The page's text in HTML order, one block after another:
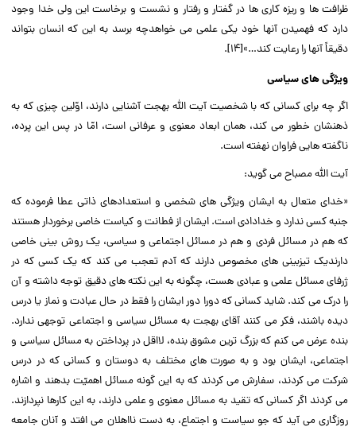
ظرافت ها و ریزه کارى ها در گفتار و رفتار و نشست و برخاست این ولى خدا وجود
دارد که فهمیدن آنها خود یکى علمى مى خواهدچه برسد به این که انسان بتواند
دقیقاً آنها را رعایت کند…»[۱۴].‌‌
ویژگى هاى سیاسى
اگر چه براى کسانى که با شخصیت آیت الله بهجت آشنایى دارند، اوّلین چیزى که به
ذهنشان خطور مى کند، همان ابعاد معنوى و عرفانى است، امّا در پس این پرده،
ناگفته هایى فراوان نهفته است.‌‌
آیت الله مصباح مى گوید:‌‌
«خداى متعال به ایشان ویژگى هاى شخصى و استعدادهاى ذاتى عطا فرموده که
جنبه کسى ندارد و خدادادى است. ایشان از فطانت و کیاست خاصى برخوردار هستند
که هم در مسائل فردى و هم در مسائل اجتماعى و سیاسى، یک روش بینى خاصى
دارندیک تیزبینى هاى مخصوص دارند که آدم تعجب مى کند که یک کسى که در
ژرفاى مسائل علمى و عبادى هست، چگونه به این نکته هاى دقیق توجه داشته و آن
را درک مى کند. شاید کسانى که دورا دور ایشان را فقط در حال عبادت و نماز یا درس
دیده باشند، فکر مى کنند آقاى بهجت به مسائل سیاسى و اجتماعى توجهى ندارد.
بنده عرض مى کنم که بزرگ ترین مشوق بنده، لااقل در پرداختن به مسائل سیاسى و
اجتماعى، ایشان بود و به صورت هاى مختلف به دوستان و کسانى که در درس
شرکت مى کردند، سفارش مى کردند که به این گونه مسائل اهمیّت بدهند و اشاره
مى کردند اگر کسانى که تقید به مسائل معنوى و علمى دارند، به این کارها نپردازند.
روزگارى مى آید که جو سیاست و اجتماع، به دست نااهلان مى افتد و آنان جامعه